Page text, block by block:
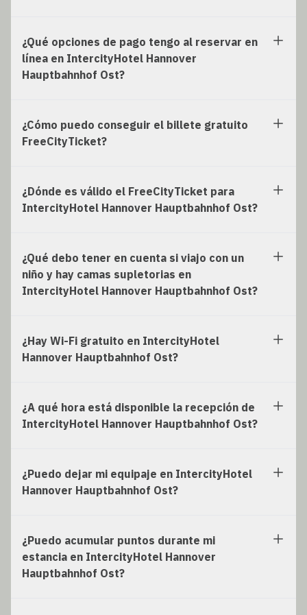
¿Qué opciones de pago tengo al reservar en
línea en IntercityHotel Hannover
Hauptbahnhof Ost?
¿Cómo puedo conseguir el billete gratuito
FreeCityTicket?
¿Dónde es válido el FreeCityTicket para
IntercityHotel Hannover Hauptbahnhof Ost?
¿Qué debo tener en cuenta si viajo con un
niño y hay camas supletorias en
IntercityHotel Hannover Hauptbahnhof Ost?
¿Hay Wi-Fi gratuito en IntercityHotel
Hannover Hauptbahnhof Ost?
¿A qué hora está disponible la recepción de
IntercityHotel Hannover Hauptbahnhof Ost?
¿Puedo dejar mi equipaje en IntercityHotel
Hannover Hauptbahnhof Ost?
¿Puedo acumular puntos durante mi
estancia en IntercityHotel Hannover
Hauptbahnhof Ost?